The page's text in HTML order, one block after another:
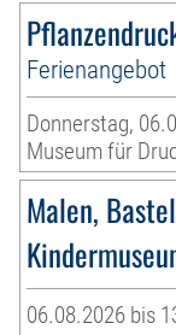
Ferienangebot
Donnerstag,
Museum für
Malen,
06.08.2026 bis